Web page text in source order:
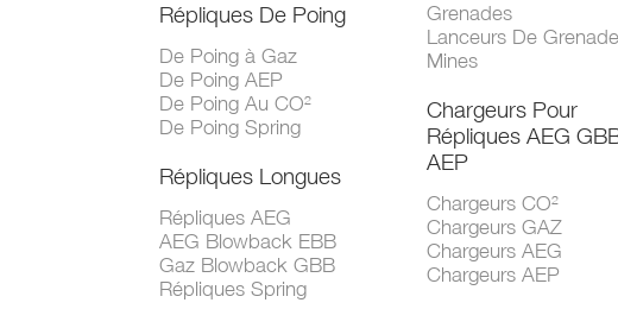
Répliques De Poing
De Poing à Gaz
De Poing AEP
De Poing Au CO²
De Poing Spring
Répliques Longues
Répliques AEG
AEG Blowback EBB
Gaz Blowback GBB
Répliques Spring
Grenades
Lanceurs De
Mines
Chargeurs Pour
Répliques AEG
AEP
Chargeurs CO²
Chargeurs GAZ
Chargeurs AEG
Chargeurs AEP